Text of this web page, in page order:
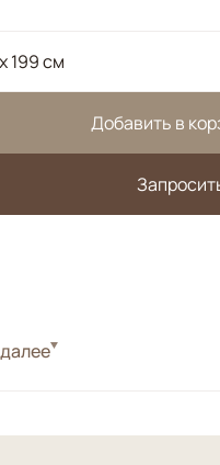
199 см
Добавить в
Сливочный, Желтый,